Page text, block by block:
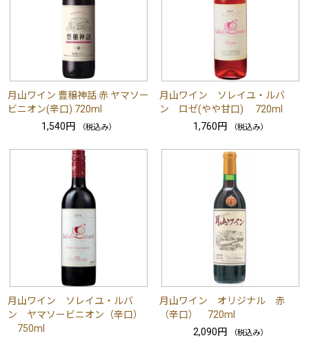
月山ワイン 豊穣神話 赤 ヤマソー
ビニオン(辛口) 720ml
1,540円
（税込み）
月山ワイン ソレイユ・ルバ
ン ロゼ(やや甘口) 720ml
1,760円
（税込み）
月山ワイン ソレイユ・ルバ
ン ヤマソービニオン（辛口）
750ml
月山ワイン オリジナル 赤
（辛口） 720ml
2,090円
（税込み）